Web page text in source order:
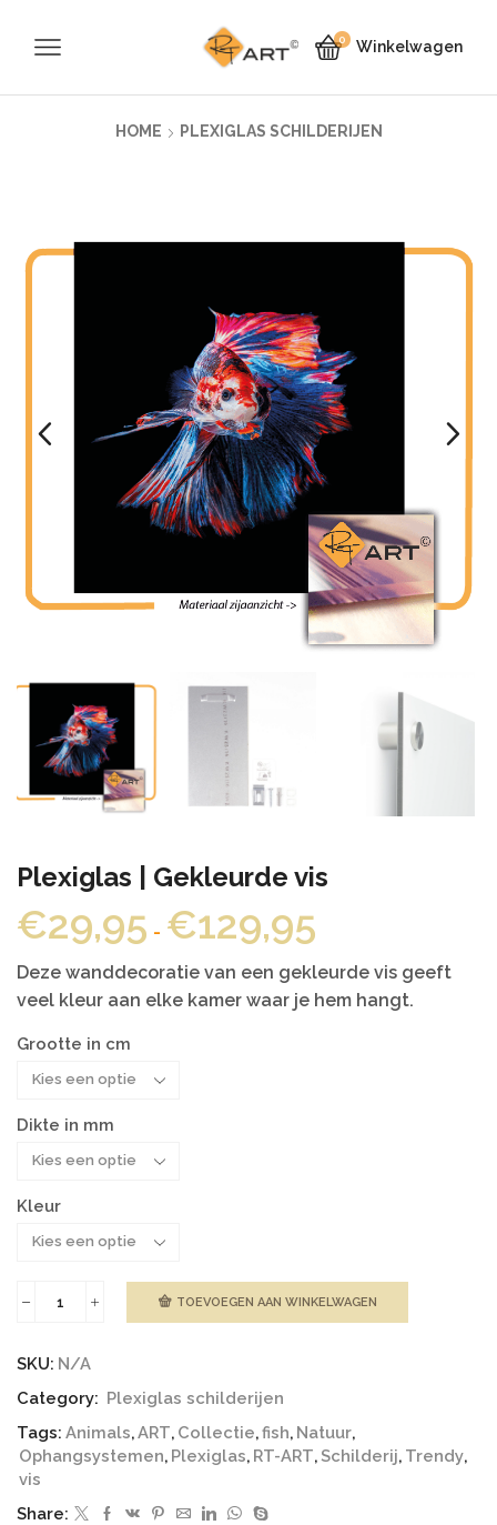
0 Winkelwagen
HOME PLEXIGLAS SCHILDERIJEN
Plexiglas | Gekleurde vis
€29,95 - €129,95
€129,95
Deze wanddecoratie van een gekleurde vis geeft
veel kleur aan elke kamer waar je hem hangt.
Grootte in cm
Dikte in mm
Kleur
Plexiglas
vis
TOEVOEGEN AAN WINKELWAGEN
SKU: N/A
Category: Plexiglas schilderijen
Tags: Animals,ART, Collectie,fish, Natuur,
Ophangsystemen, Plexiglas, RT-ART, Schilderij, Trendy,
vis
Share: